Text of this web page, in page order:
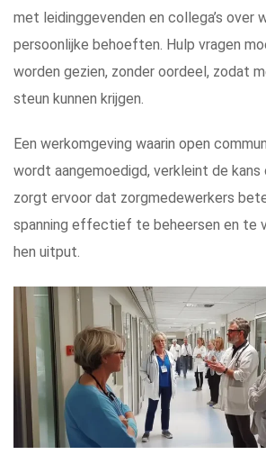
met leidinggevenden en collega’s over
persoonlijke behoeften. Hulp vragen
worden gezien, zonder oordeel, zodat
steun kunnen krijgen.
Een werkomgeving waarin open
wordt aangemoedigd, verkleint de kans
zorgt ervoor dat zorgmedewerkers
spanning effectief te beheersen en te
hen uitput.